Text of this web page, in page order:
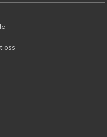
oss